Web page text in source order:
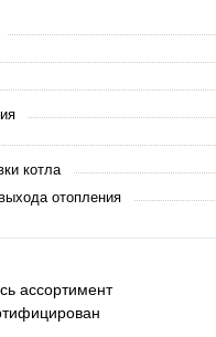
котла
отопления